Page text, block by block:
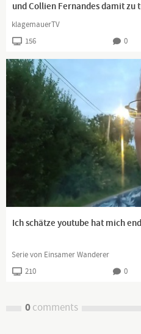
und Collien Fernandes damit zu
klagemauerTV
156 0
Ich schätze youtube hat mich
Serie von Einsamer Wanderer
210 0
0comments